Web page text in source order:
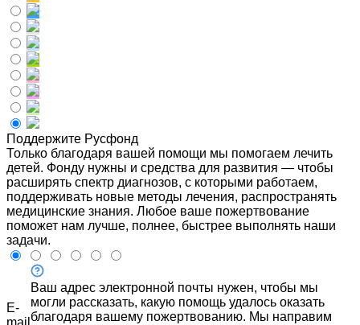
Поддержите Русфонд
Только благодаря вашей помощи мы помогаем лечить
детей. Фонду нужны и средства для развития — чтобы
расширять спектр диагнозов, с которыми работаем,
поддерживать новые методы лечения, распространять
медицинские знания. Любое ваше пожертвование
поможет нам лучше, полнее, быстрее выполнять наши
задачи.
E-
Ваш адрес электронной почты нужен, чтобы мы
могли рассказать, какую помощь удалось оказать
благодаря вашему пожертвованию. Мы направим